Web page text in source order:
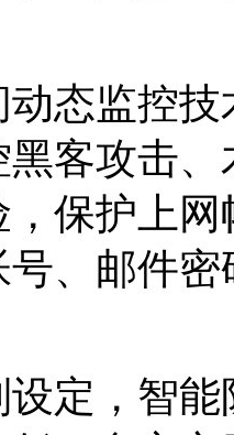
动态监控
攻击、
保护上
、邮件
设定，智